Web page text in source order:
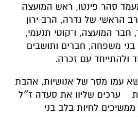
סהר פינטו, ראש המועצה
הראשי של גדרה, הרב ירון
חבר המועצה, ו־קוטי תנעמי,
משפחה, חברים ותושבים
ולהתייחד עם זכרה.
עמו מסר של אנושיות, אהבת
– ערכים שליוו את סעדה ז״ל
לחיות בלב בני